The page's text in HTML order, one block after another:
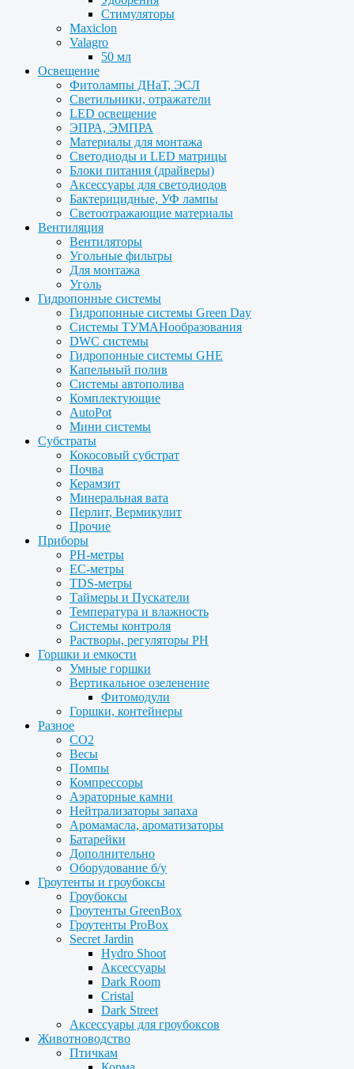
Стимуляторы
Maxiclon
Valagro
50 мл
Освещение
Фитолампы ДНаТ, ЭСЛ
Светильники, отражатели
LED освещение
ЭПРА, ЭМПРА
Материалы для монтажа
Светодиоды и LED матрицы
Блоки питания (драйверы)
Аксессуары для светодиодов
Бактерицидные, УФ лампы
Светоотражающие материалы
Вентиляция
Вентиляторы
Угольные фильтры
Для монтажа
Уголь
Гидропонные системы
Гидропонные системы Green Day
Системы ТУМАНообразования
DWC системы
Гидропонные системы GHE
Капельный полив
Системы автополива
Комплектующие
AutoPot
Мини системы
Субстраты
Кокосовый субстрат
Почва
Керамзит
Минеральная вата
Перлит, Вермикулит
Прочие
Приборы
PH-метры
EC-метры
TDS-метры
Таймеры и Пускатели
Температура и влажность
Системы контроля
Растворы, регуляторы PH
Горшки и емкости
Умные горшки
Вертикальное озеленение
Фитомодули
Горшки, контейнеры
Разное
CO2
Весы
Помпы
Компрессоры
Аэраторные камни
Нейтрализаторы запаха
Аромамасла, ароматизаторы
Батарейки
Дополнительно
Оборудование б/у
Гроутенты и гроубоксы
Гроубоксы
Гроутенты GreenBox
Гроутенты ProBox
Secret Jardin
Hydro Shoot
Аксессуары
Dark Room
Cristal
Dark Street
Аксессуары для гроубоксов
Животноводство
Птичкам